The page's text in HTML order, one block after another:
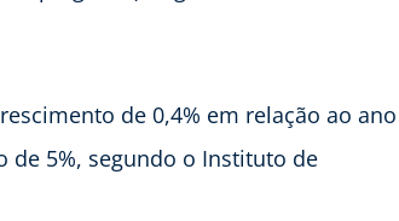
de 0,4% em relação ao ano
de 5%, segundo o Instituto de